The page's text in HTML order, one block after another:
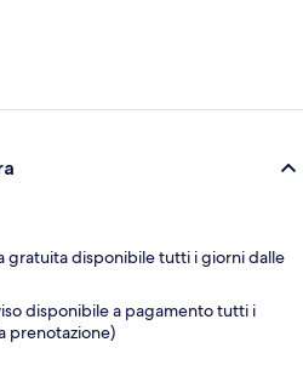
gratuita disponibile tutti i giorni dalle
disponibile a pagamento tutti i
prenotazione)